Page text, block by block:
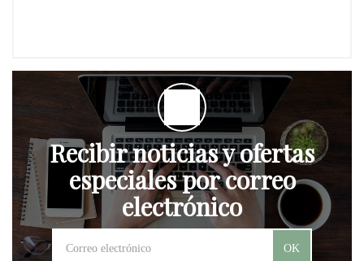
Recibir noticias y ofertas
especiales por correo
electrónico
OK